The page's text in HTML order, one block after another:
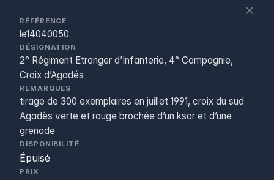
RÉFÉRENCE
le14040050
DÉSIGNATION
2° Régiment Etranger d’Infanterie, 4° Compagnie,
Croix d’Agadés
REMARQUES
tirage de 300 exemplaires en juillet 1991, croix du sud
Agadès verte et rouge brochée d’un ksar et d’une
grenade
DISPONIBILITÉ
Épuisé
PRIX